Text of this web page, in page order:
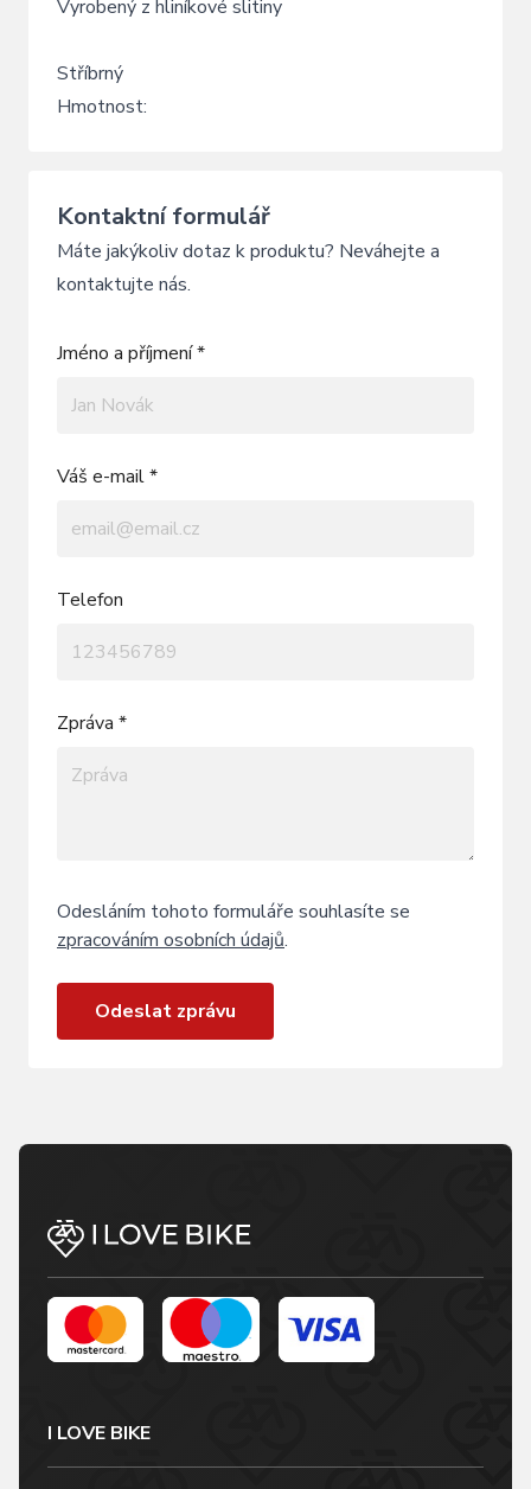
Vyrobený z hliníkové slitiny
Stříbrný
Hmotnost:
Kontaktní formulář
Máte jakýkoliv dotaz k produktu? Neváhejte a
kontaktujte nás.
Jméno a příjmení *
Váš e-mail *
Telefon
Zpráva *
Odesláním tohoto formuláře souhlasíte se
zpracováním osobních údajů.
Odeslat zprávu
I LOVE BIKE